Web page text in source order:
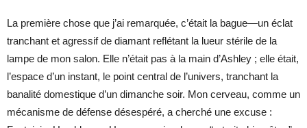
La première chose que j’ai remarquée, c’était la bague—un éclat
tranchant et agressif de diamant reflétant la lueur stérile de la
lampe de mon salon. Elle n’était pas à la main d’Ashley ; elle était,
l’espace d’un instant, le point central de l’univers, tranchant la
banalité domestique d’un dimanche soir. Mon cerveau, comme un
mécanisme de défense désespéré, a cherché une excuse :